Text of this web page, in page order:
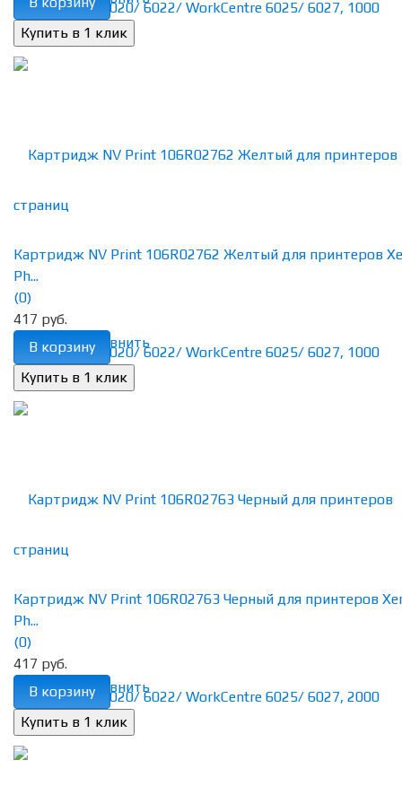
избранное сравнить
Картридж NV Print 106R02762 Желтый для принтеров
Ph...
(0)
417 руб.
В корзину
избранное сравнить
Картридж NV Print 106R02763 Черный для принтеров
Ph...
(0)
417 руб.
В корзину